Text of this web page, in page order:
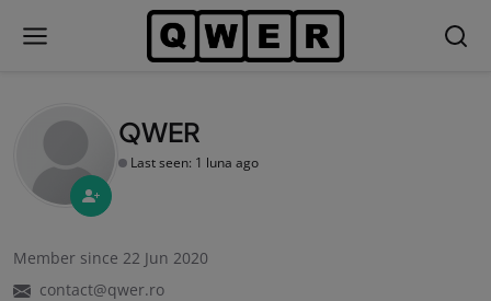
QWER
Last seen: 1 luna ago
Member since 22 Jun 2020
contact@qwer.ro